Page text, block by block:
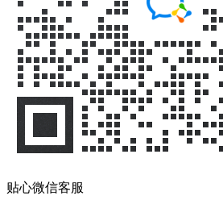
贴心微信客服